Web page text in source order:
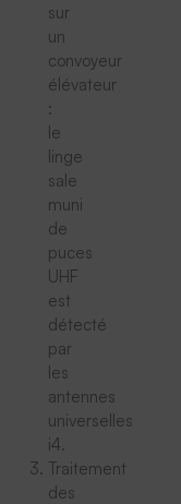
sur
un
convoyeur
élévateur
:
le
linge
sale
muni
de
puces
UHF
est
détecté
par
les
antennes
universelles
i4.
Traitement
des